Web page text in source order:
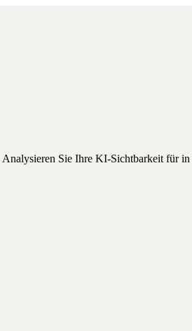
Analysieren Sie Ihre KI-Sichtbarkeit fürin